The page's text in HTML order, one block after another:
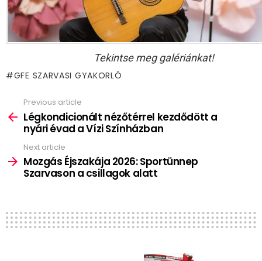
Tekintse meg galériánkat!
GFE SZARVASI GYAKORLÓ
more
Previous article
Légkondicionált nézőtérrel kezdődött a
nyári évad a Vízi Színházban
Next article
Mozgás Éjszakája 2026: Sportünnep
Szarvason a csillagok alatt